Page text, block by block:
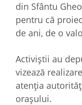
din Sfântu
pentru că
de ani, de o
Activiștii au
vizează
atenția
orașului.